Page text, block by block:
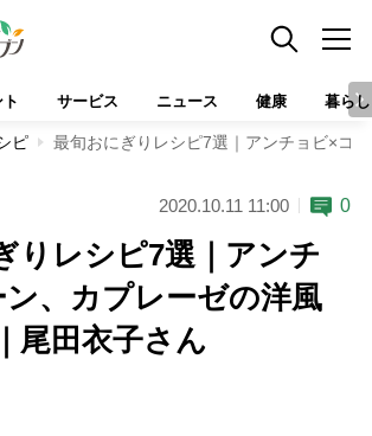
サービス ニュース 健康 暮らし
ピ 最旬おにぎりレシピ7選｜アンチョビ×コ
2020.10.11 11:00 0
りレシピ7選｜アンチ
ン、カプレーゼの洋風
尾田衣子さん